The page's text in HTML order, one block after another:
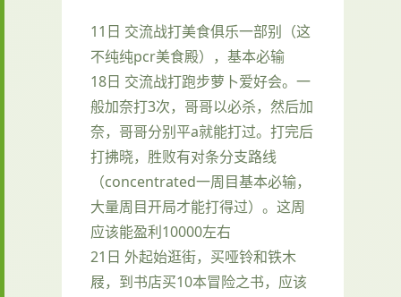
11日 交流战打美食俱乐一部别（这
不纯纯pcr美食殿），基本必输
18日 交流战打跑步萝卜爱好会。一
般加奈打3次，哥哥以必杀，然后加
奈，哥哥分别平a就能打过。打完后
打拂晓，胜败有对条分支路线
（concentrated一周目基本必输，
大量周目开局才能打得过）。这周
应该能盈利10000左右
21日 外起始逛街，买哑铃和铁木
屐，到书店买10本冒险之书，应该